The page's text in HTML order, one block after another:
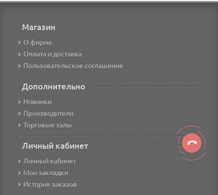
Магазин
О фирме
Оплата и доставка
Пользовательское соглашение
Дополнительно
Новинки
Производители
Торговые залы
Личный кабинет
Личный кабинет
Мои закладки
История заказов